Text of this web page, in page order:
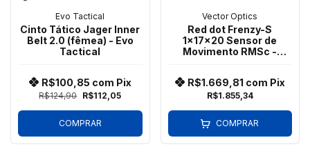
Evo Tactical
Cinto Tático Jager Inner
Belt 2.0 (fêmea) - Evo
Tactical
R$124,90 R$112,05
R$100,85 com Pix
COMPRAR
Vector Optics
Red dot Frenzy-S
1x17x20 Sensor de
Movimento RMSc -
R$1.855,34
R$1.669,81 com Pix
COMPRAR